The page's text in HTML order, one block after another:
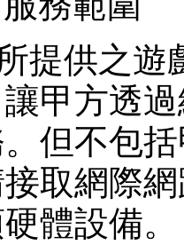
提供之遊
甲方透
但不包
取網際
體設備。